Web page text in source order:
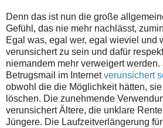
Denn das ist nun die große
Gefühl, das nie mehr nachlässt,
Egal was, egal wer, egal wieviel und
verunsichert zu sein und dafür
niemandem mehr verweigert
Betrugsmail im Internetverunsichert
obwohl die die Möglichkeit hätten,
löschen. Die zunehmende
verunsichert Ältere, die unklare
Jüngere. Die Laufzeitverlängerung